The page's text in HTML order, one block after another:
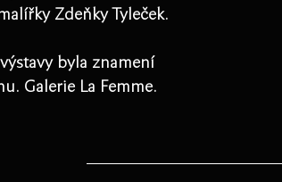
Zdeňky Tyleček.
byla znamení
Galerie La Femme.